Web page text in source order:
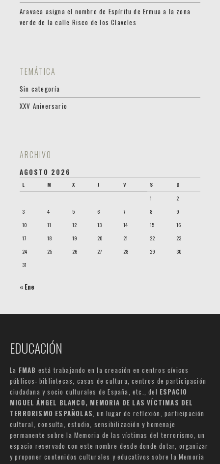
Aravaca asigna el nombre de Espíritu de Ermua a la zona
verde de la calle Risco de los Claveles
TEMÁTICA
Sin categoría
XXV Aniversario
ARCHIVO
AGOSTO 2026
L M X J V S
D
1
2
3
4 5 6 7 8
9
10
11 12 13 14 15
16
17
18 19 20 21 22
23
24
25 26 27 28 29
30
31
« Ene
EDUCACIÓN
La FMAB está trabajando en la creación en centros cívicos
públicos: bibliotecas, casas de cultura, centros de participación
ciudadana y socio culturales de España, etc., del ESPACIO
MIGUEL ÁNGEL BLANCO, MEMORIA DE LAS VÍCTIMAS DEL
TERRORISMO ESPAÑOLAS , un lugar de reflexión, participación
cultural, consulta, estudio, sensibilización y homenaje
permanente sobre la Memoria de las víctimas del terrorismo, un
espacio reservado con este nombre desde donde dotar, organizar
y proponer contenidos culturales y educativos sobre la Memoria